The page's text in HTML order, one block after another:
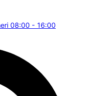
08:00 - 16:00